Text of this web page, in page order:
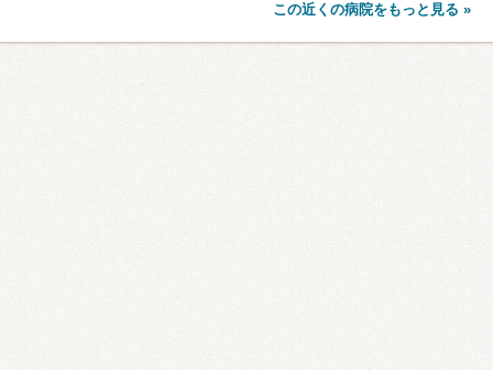
この近くの病院をもっと見る »